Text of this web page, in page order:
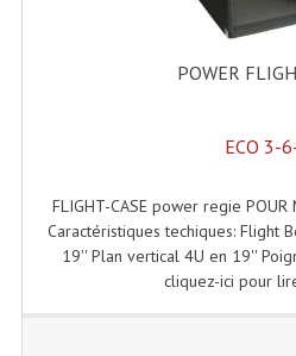
Haut-Parleurs
Moteurs Pavillons
Platines
Lecteurs Cd
POWER
ECO 3-
FLIGHT-CASE power regie
Caractéristiques techiques: Flight
19'' Plan vertical 4U en 19''
cliquez-ici pour